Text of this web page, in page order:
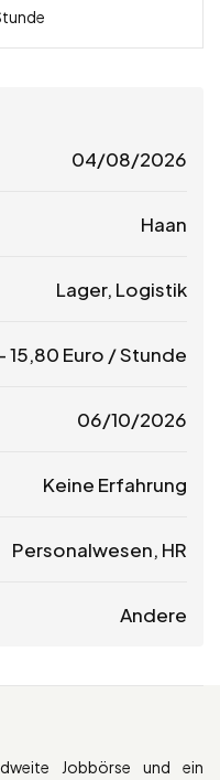
04/08/2026
Haan
Lager, Logistik
-15,80 Euro / Stunde
06/10/2026
Keine Erfahrung
Personalwesen, HR
Andere
Jobbörse und ein